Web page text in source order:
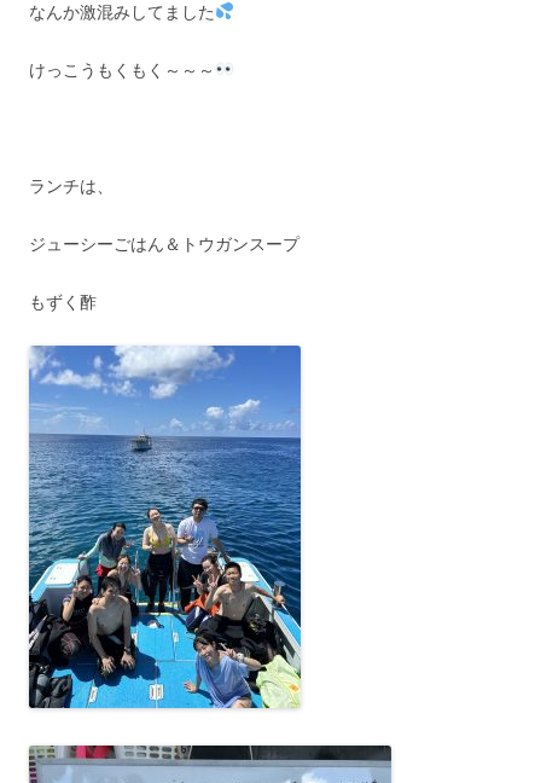
なんか激混みしてました
けっこうもくもく～～～
ランチは、
ジューシーごはん＆トウガンスープ
もずく酢